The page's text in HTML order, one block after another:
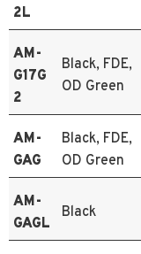
2L
AM-
G17G
2
Black, FDE,
OD Green
AM-
GAG
Black, FDE,
OD Green
AM-
GAGL
Black